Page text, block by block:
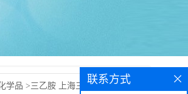
学品 >三乙胺 上海三乙胺 德化三乙
联系方式